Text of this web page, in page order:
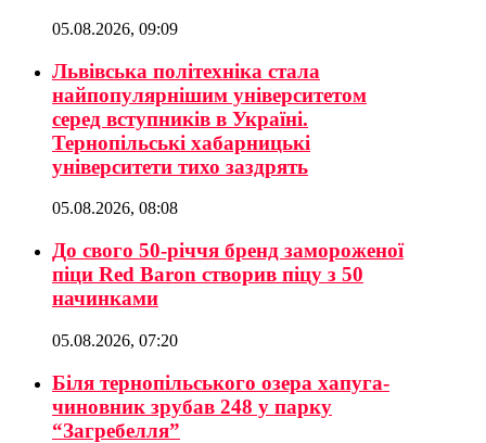
05.08.2026, 09:09
Львівська політехніка стала
найпопулярнішим університетом
серед вступників в Україні.
Тернопільські хабарницькі
університети тихо заздрять
05.08.2026, 08:08
До свого 50-річчя бренд замороженої
піци Red Baron створив піцу з 50
начинками
05.08.2026, 07:20
Біля тернопільського озера хапуга-
чиновник зрубав 248 у парку
“Загребелля”